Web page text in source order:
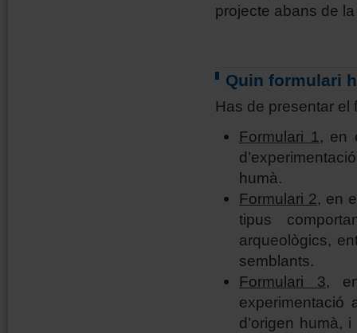
projecte abans de
Quin formulari
Has de presentar el
Formulari 1 , en
humà.
Formulari 2, en
tipus
arqueològics,
semblants.
Formulari 3,
experimentació
d’origen humà,